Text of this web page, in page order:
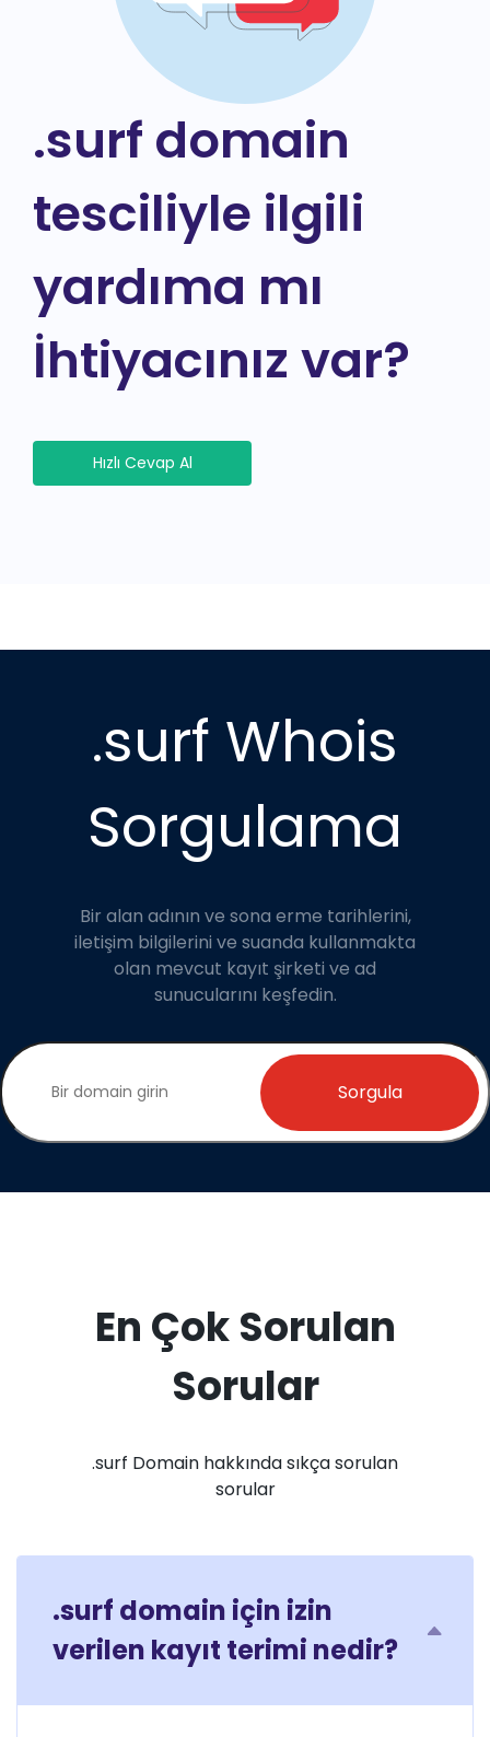
.surf domain
tesciliyle ilgili
yardıma mı
İhtiyacınız var?
Hızlı Cevap Al
.surf Whois
Sorgulama
Bir alan adının ve sona erme tarihlerini,
iletişim bilgilerini ve suanda kullanmakta
olan mevcut kayıt şirketi ve ad
sunucularını keşfedin.
Sorgula
En Çok Sorulan
Sorular
.surf Domain hakkında sıkça sorulan
sorular
.surf domain için izin
verilen kayıt terimi nedir?